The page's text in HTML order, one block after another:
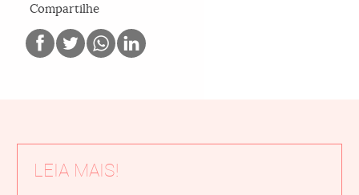
Compartilhe
LEIA MAIS!